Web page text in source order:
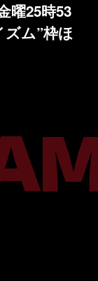
曜25時53
ム”枠ほ